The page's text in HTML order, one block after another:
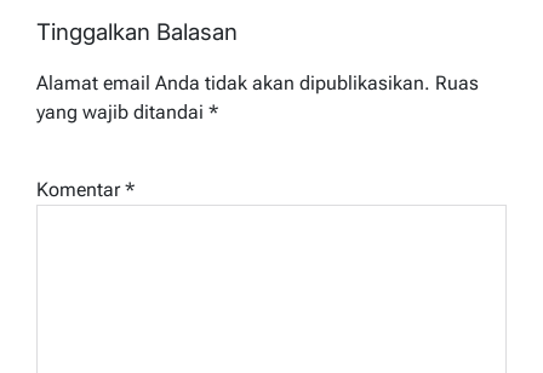
Tinggalkan Balasan
Alamat email Anda tidak akan dipublikasikan. Ruas
yang wajib ditandai *
Komentar*